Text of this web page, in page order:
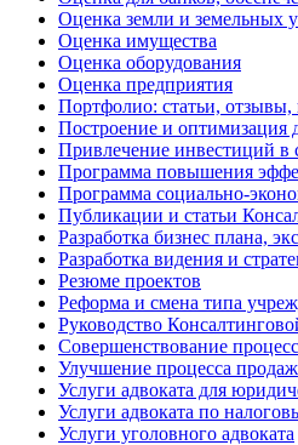
Оценка земли и
Оценка имущества
Оценка оборудования
Оценка предприятия
Портфолио: статьи, отзывы,
Построение и оптимизация
Привлечение инвестиций в
Программа повышения
Программа социально-
Публикации и статьи
Разработка бизнес плана,
Разработка видения и
Резюме проектов
Реформа и смена типа
Руководство
Совершенствование
Улучшение процесса продаж
Услуги адвоката для
Услуги адвоката по
Услуги уголовного адвоката